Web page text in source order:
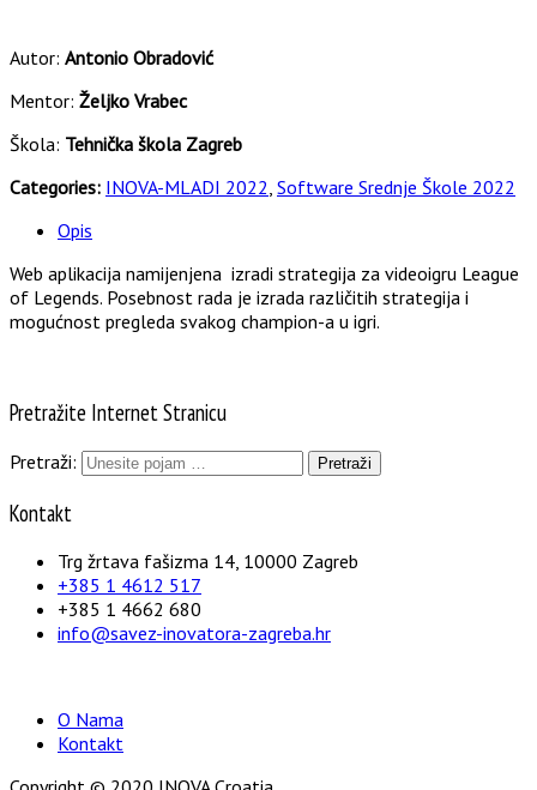
Autor: Antonio Obradović
Mentor: Željko Vrabec
Škola: Tehnička škola Zagreb
Categories: INOVA-MLADI 2022 Software Srednje Škole 2022
Opis
Web aplikacija namijenjena izradi strategija za videoigru League
of Legends. Posebnost rada je izrada različitih strategija i
mogućnost pregleda svakog champion-a u igri.
Pretražite Internet Stranicu
Pretraži:
Kontakt
Trg žrtava fašizma 14, 10000 Zagreb
+385 1 4612 517
+385 1 4662 680
info@savez-inovatora-zagreba.hr
O Nama
Kontakt